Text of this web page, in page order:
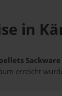
in
erreicht